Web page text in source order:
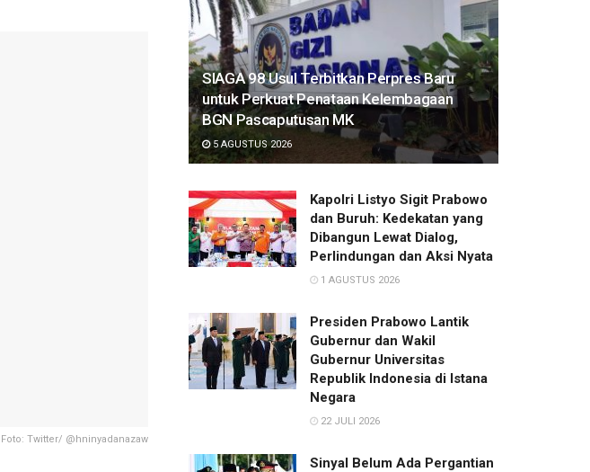
Foto: Twitter/ @hninyadanazaw
SIAGA 98 Usul Terbitkan Perpres Baru
untuk Perkuat Penataan Kelembagaan
BGN Pascaputusan MK
5 AGUSTUS 2026
Kapolri Listyo Sigit Prabowo
dan Buruh: Kedekatan yang
Dibangun Lewat Dialog,
Perlindungan dan Aksi Nyata
1 AGUSTUS 2026
Presiden Prabowo Lantik
Gubernur dan Wakil
Gubernur Universitas
Republik Indonesia di Istana
Negara
22 JULI 2026
Sinyal Belum Ada Pergantian